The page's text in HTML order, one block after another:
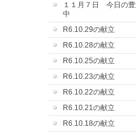
１１月７日 今日の
中
R6.10.29の献立
R6.10.28の献立
R6.10.25の献立
R6.10.23の献立
R6.10.22の献立
R6.10.21の献立
R6.10.18の献立